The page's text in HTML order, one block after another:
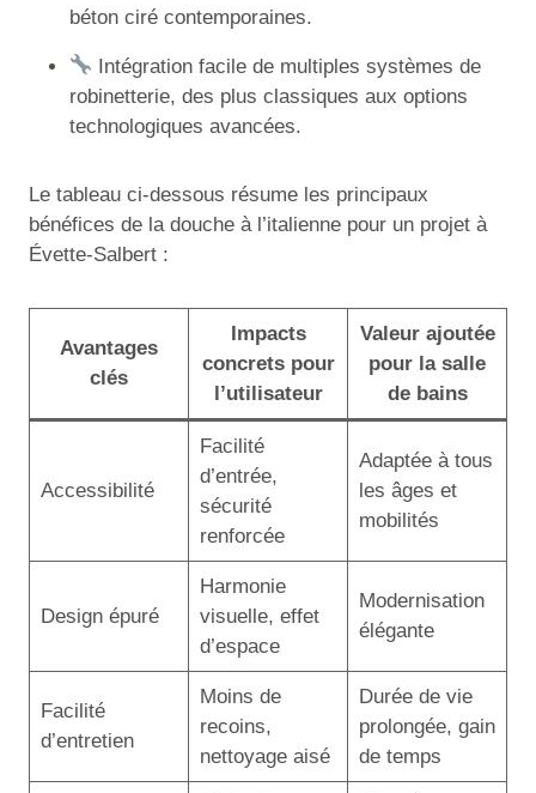
béton ciré contemporaines.
Intégration facile de multiples systèmes de
robinetterie, des plus classiques aux options
technologiques avancées.
Le tableau ci-dessous résume les principaux
bénéfices de la douche à l’italienne pour un projet à
Évette-Salbert :
Avantages
clés
Impacts
concrets pour
l’utilisateur
Valeur ajoutée
pour la salle
de bains
Accessibilité
Facilité
d’entrée,
sécurité
renforcée
Adaptée à tous
les âges et
mobilités
Design épuré
Harmonie
visuelle, effet
d’espace
Modernisation
élégante
Facilité
d’entretien
Moins de
recoins,
nettoyage aisé
Durée de vie
prolongée, gain
de temps